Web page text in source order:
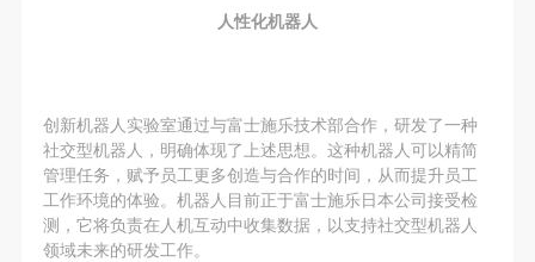
人性化机器人
创新机器人实验室通过与富士施乐技术部合作，研发了一种
社交型机器人，明确体现了上述思想。这种机器人可以精简
管理任务，赋予员工更多创造与合作的时间，从而提升员工
工作环境的体验。机器人目前正于富士施乐日本公司接受检
测，它将负责在人机互动中收集数据，以支持社交型机器人
领域未来的研发工作。